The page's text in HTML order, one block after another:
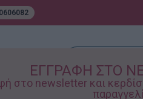
ΕΓΓΡΑΦΗ ΣΤΟ
στο newsletter και